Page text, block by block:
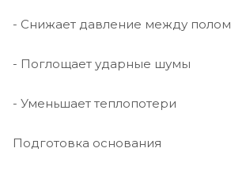
- Снижает давление между полом
- Поглощает ударные шумы
- Уменьшает теплопотери
Подготовка основания